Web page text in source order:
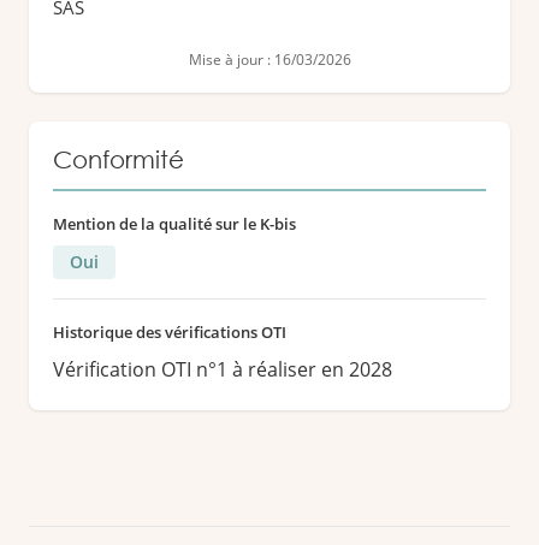
SAS
Mise à jour : 16/03/2026
Conformité
Mention de la qualité sur le K-bis
Oui
Historique des vérifications OTI
Vérification OTI n°1 à réaliser en 2028